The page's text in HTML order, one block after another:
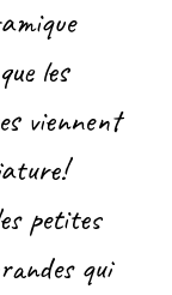
les
viennent
petites
qui